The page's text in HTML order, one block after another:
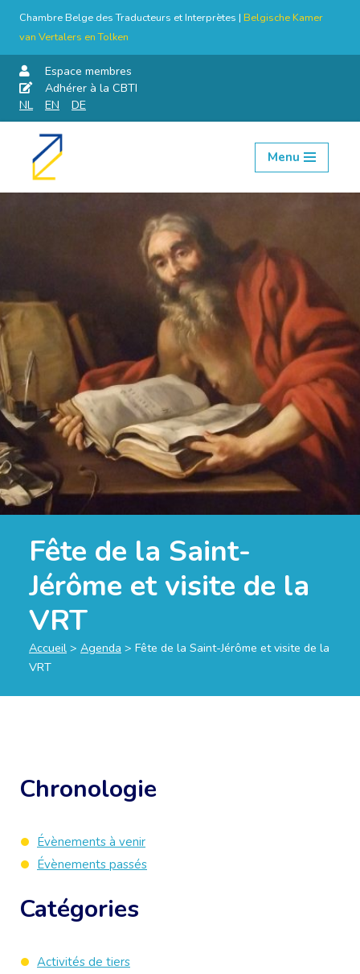
Chambre Belge des Traducteurs et Interprètes | Belgische Kamer
van Vertalers en Tolken
Espace membres
Adhérer à la CBTI
NL
EN DE
Aller
Menu
Fête de la Saint-
Jérôme et visite de la
VRT
Accueil > Agenda > Fête de la Saint-Jérôme et visite de la
VRT
Chronologie
Évènements à venir
Évènements passés
Catégories
Activités de tiers